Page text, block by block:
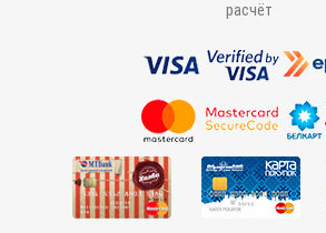
расчёт